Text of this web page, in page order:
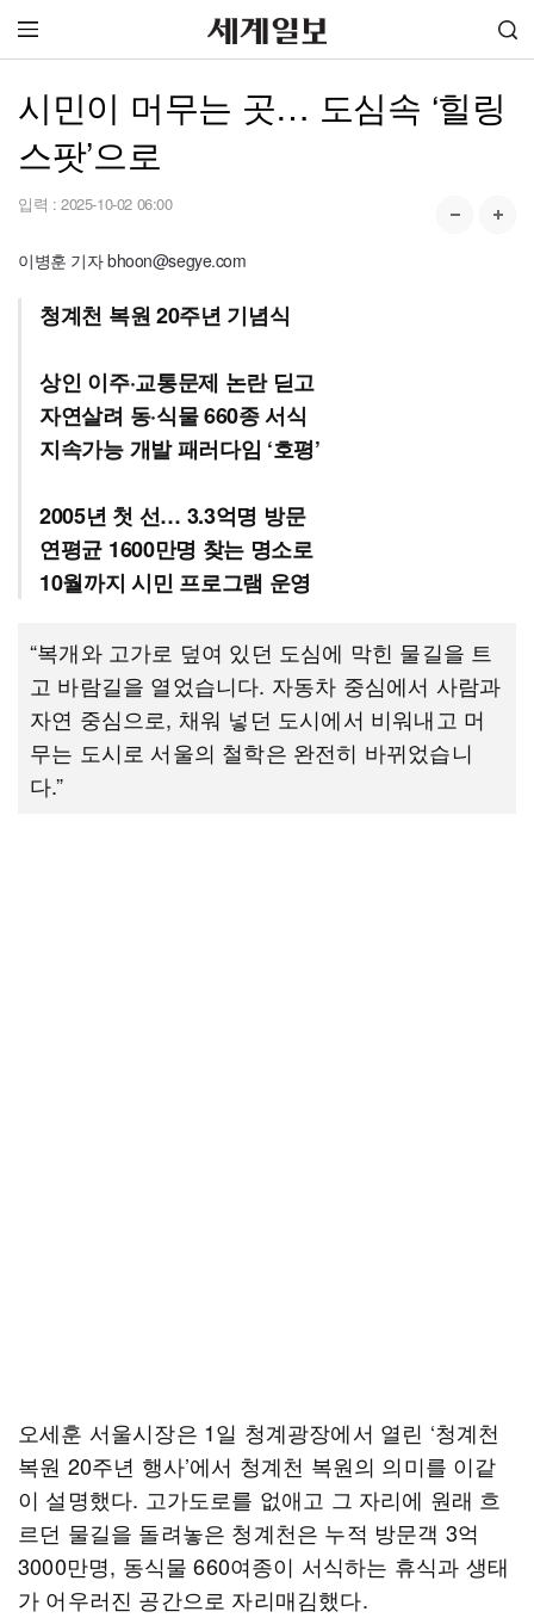
시민이 머무는 곳… 도심속 ‘힐링
스팟’으로
입력 : 2025-10-02 06:00
이병훈 기자 bhoon@segye.com
청계천 복원 20주년 기념식
상인 이주·교통문제 논란 딛고
자연살려 동·식물 660종 서식
지속가능 개발 패러다임 ‘호평’
2005년 첫 선… 3.3억명 방문
연평균 1600만명 찾는 명소로
10월까지 시민 프로그램 운영
“복개와 고가로 덮여 있던 도심에 막힌 물길을 트
고 바람길을 열었습니다. 자동차 중심에서 사람과
자연 중심으로, 채워 넣던 도시에서 비워내고 머
무는 도시로 서울의 철학은 완전히 바뀌었습니
다.”
오세훈 서울시장은 1일 청계광장에서 열린 ‘청계천
복원 20주년 행사’에서 청계천 복원의 의미를 이같
이 설명했다. 고가도로를 없애고 그 자리에 원래 흐
르던 물길을 돌려놓은 청계천은 누적 방문객 3억
3000만명, 동식물 660여종이 서식하는 휴식과 생태
가 어우러진 공간으로 자리매김했다.